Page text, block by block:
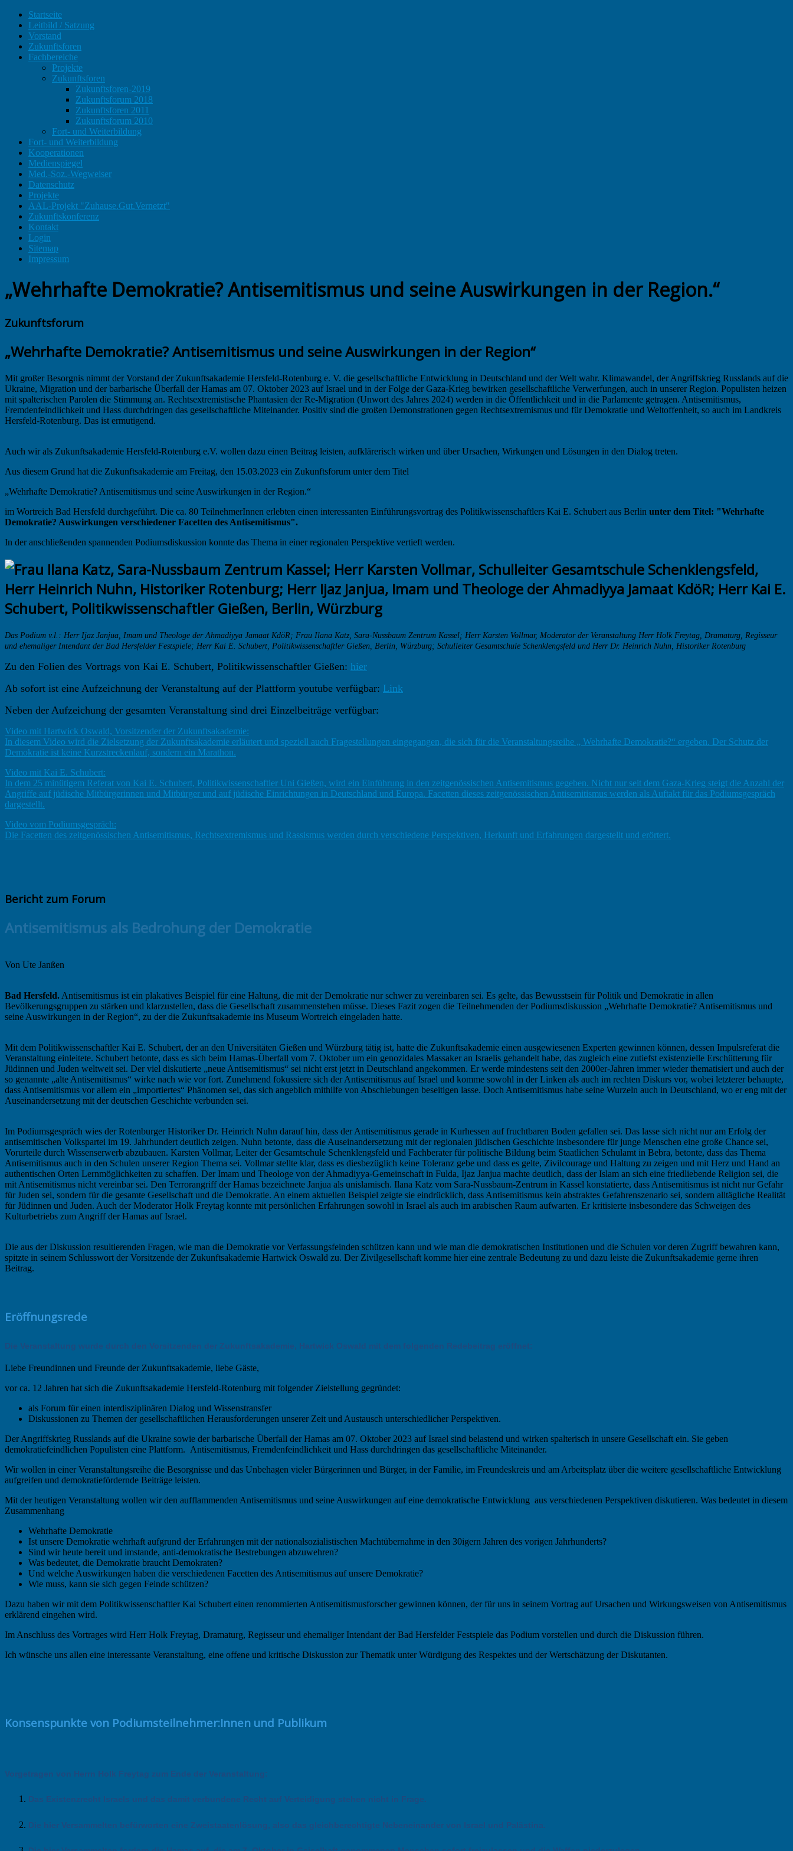
Startseite
Leitbild / Satzung
Vorstand
Zukunftsforen
Fachbereiche
Projekte
Zukunftsforen
Zukunftsforen-2019
Zukunftsforum 2018
Zukunftsforen 2011
Zukunftsforum 2010
Fort- und Weiterbildung
Fort- und Weiterbildung
Kooperationen
Medienspiegel
Med.-Soz.-Wegweiser
Datenschutz
Projekte
AAL-Projekt "Zuhause.Gut.Vernetzt"
Zukunftskonferenz
Kontakt
Login
Sitemap
Impressum
„Wehrhafte Demokratie? Antisemitismus und seine Auswirkungen in der Region.“
Zukunftsforum
„Wehrhafte Demokratie? Antisemitismus und seine Auswirkungen in der Region“
Mit großer Besorgnis nimmt der Vorstand der Zukunftsakademie Hersfeld-Rotenburg e. V. die gesellschaftliche Entwicklung in Deutschland und der Welt wahr. Klimawandel, der Angriffskrieg Russlands auf die
Ukraine, Migration und der barbarische Überfall der Hamas am 07. Oktober 2023 auf Israel und in der Folge der Gaza-Krieg bewirken gesellschaftliche Verwerfungen, auch in unserer Region. Populisten heizen
mit spalterischen Parolen die Stimmung an. Rechtsextremistische Phantasien der Re-Migration (Unwort des Jahres 2024) werden in die Öffentlichkeit und in die Parlamente getragen. Antisemitismus,
Fremdenfeindlichkeit und Hass durchdringen das gesellschaftliche Miteinander. Positiv sind die großen Demonstrationen gegen Rechtsextremismus und für Demokratie und Weltoffenheit, so auch im Landkreis
Hersfeld-Rotenburg. Das ist ermutigend.
Auch wir als Zukunftsakademie Hersfeld-Rotenburg e.V. wollen dazu einen Beitrag leisten, aufklärerisch wirken und über Ursachen, Wirkungen und Lösungen in den Dialog treten.
Aus diesem Grund hat die Zukunftsakademie am Freitag, den 15.03.2023 ein Zukunftsforum unter dem Titel
„Wehrhafte Demokratie? Antisemitismus und seine Auswirkungen in der Region.“
im Wortreich Bad Hersfeld durchgeführt. Die ca. 80 TeilnehmerInnen erlebten einen interessanten Einführungsvortrag des Politikwissenschaftlers Kai E. Schubert aus Berlin unter dem Titel: "Wehrhafte
Demokratie? Auswirkungen verschiedener Facetten des Antisemitismus".
In der anschließenden spannenden Podiumsdiskussion konnte das Thema in einer regionalen Perspektive vertieft werden.
Das Podium v.l.: Herr Ijaz Janjua, Imam und Theologe der Ahmadiyya Jamaat KdöR; Frau Ilana Katz, Sara-Nussbaum Zentrum Kassel; Herr Karsten Vollmar, Moderator der Veranstaltung Herr Holk Freytag, Dramaturg, Regisseur
und ehemaliger Intendant der Bad Hersfelder Festspiele; Herr Kai E. Schubert, Politikwissenschaftler Gießen, Berlin, Würzburg; Schulleiter Gesamtschule Schenklengsfeld und Herr Dr. Heinrich Nuhn, Historiker Rotenburg
Zu den Folien des Vortrags von Kai E. Schubert, Politikwissenschaftler Gießen: hier
Ab sofort ist eine Aufzeichnung der Veranstaltung auf der Plattform youtube verfügbar: Link
Neben der Aufzeichung der gesamten Veranstaltung sind drei Einzelbeiträge verfügbar:
Video mit Hartwick Oswald, Vorsitzender der Zukunftsakademie:
In diesem Video wird die Zielsetzung der Zukunftsakademie erläutert und speziell auch Fragestellungen eingegangen, die sich für die Veranstaltungsreihe „ Wehrhafte Demokratie?“ ergeben. Der Schutz der
Demokratie ist keine Kurzstreckenlauf, sondern ein Marathon.
Video mit Kai E. Schubert:
In dem 25 minütigem Referat von Kai E. Schubert, Politikwissenschaftler Uni Gießen, wird ein Einführung in den zeitgenössischen Antisemitismus gegeben. Nicht nur seit dem Gaza-Krieg steigt die Anzahl der
Angriffe auf jüdische Mitbürgerinnen und Mitbürger und auf jüdische Einrichtungen in Deutschland und Europa. Facetten dieses zeitgenössischen Antisemitismus werden als Auftakt für das Podiumsgespräch
dargestellt.
Video vom Podiumsgespräch:
Die Facetten des zeitgenössischen Antisemitismus, Rechtsextremismus und Rassismus werden durch verschiedene Perspektiven, Herkunft und Erfahrungen dargestellt und erörtert.
Bericht zum Forum
Antisemitismus als Bedrohung der Demokratie
Von Ute Janßen
Bad Hersfeld. Antisemitismus ist ein plakatives Beispiel für eine Haltung, die mit der Demokratie nur schwer zu vereinbaren sei. Es gelte, das Bewusstsein für Politik und Demokratie in allen
Bevölkerungsgruppen zu stärken und klarzustellen, dass die Gesellschaft zusammenstehen müsse. Dieses Fazit zogen die Teilnehmenden der Podiumsdiskussion „Wehrhafte Demokratie? Antisemitismus und
seine Auswirkungen in der Region“, zu der die Zukunftsakademie ins Museum Wortreich eingeladen hatte.
Mit dem Politikwissenschaftler Kai E. Schubert, der an den Universitäten Gießen und Würzburg tätig ist, hatte die Zukunftsakademie einen ausgewiesenen Experten gewinnen können, dessen Impulsreferat die
Veranstaltung einleitete. Schubert betonte, dass es sich beim Hamas-Überfall vom 7. Oktober um ein genozidales Massaker an Israelis gehandelt habe, das zugleich eine zutiefst existenzielle Erschütterung für
Jüdinnen und Juden weltweit sei. Der viel diskutierte „neue Antisemitismus“ sei nicht erst jetzt in Deutschland angekommen. Er werde mindestens seit den 2000er-Jahren immer wieder thematisiert und auch der
so genannte „alte Antisemitismus“ wirke nach wie vor fort. Zunehmend fokussiere sich der Antisemitismus auf Israel und komme sowohl in der Linken als auch im rechten Diskurs vor, wobei letzterer behaupte,
dass Antisemitismus vor allem ein „importiertes“ Phänomen sei, das sich angeblich mithilfe von Abschiebungen beseitigen lasse. Doch Antisemitismus habe seine Wurzeln auch in Deutschland, wo er eng mit der
Auseinandersetzung mit der deutschen Geschichte verbunden sei.
Im Podiumsgespräch wies der Rotenburger Historiker Dr. Heinrich Nuhn darauf hin, dass der Antisemitismus gerade in Kurhessen auf fruchtbaren Boden gefallen sei. Das lasse sich nicht nur am Erfolg der
antisemitischen Volkspartei im 19. Jahrhundert deutlich zeigen. Nuhn betonte, dass die Auseinandersetzung mit der regionalen jüdischen Geschichte insbesondere für junge Menschen eine große Chance sei,
Vorurteile durch Wissenserwerb abzubauen. Karsten Vollmar, Leiter der Gesamtschule Schenklengsfeld und Fachberater für politische Bildung beim Staatlichen Schulamt in Bebra, betonte, dass das Thema
Antisemitismus auch in den Schulen unserer Region Thema sei. Vollmar stellte klar, dass es diesbezüglich keine Toleranz gebe und dass es gelte, Zivilcourage und Haltung zu zeigen und mit Herz und Hand an
authentischen Orten Lernmöglichkeiten zu schaffen. Der Imam und Theologe von der Ahmadiyya-Gemeinschaft in Fulda, Ijaz Janjua machte deutlich, dass der Islam an sich eine friedliebende Religion sei, die
mit Antisemitismus nicht vereinbar sei. Den Terrorangriff der Hamas bezeichnete Janjua als unislamisch. Ilana Katz vom Sara-Nussbaum-Zentrum in Kassel konstatierte, dass Antisemitismus ist nicht nur Gefahr
für Juden sei, sondern für die gesamte Gesellschaft und die Demokratie. An einem aktuellen Beispiel zeigte sie eindrücklich, dass Antisemitismus kein abstraktes Gefahrenszenario sei, sondern alltägliche Realität
für Jüdinnen und Juden. Auch der Moderator Holk Freytag konnte mit persönlichen Erfahrungen sowohl in Israel als auch im arabischen Raum aufwarten. Er kritisierte insbesondere das Schweigen des
Kulturbetriebs zum Angriff der Hamas auf Israel.
Die aus der Diskussion resultierenden Fragen, wie man die Demokratie vor Verfassungsfeinden schützen kann und wie man die demokratischen Institutionen und die Schulen vor deren Zugriff bewahren kann,
spitzte in seinem Schlusswort der Vorsitzende der Zukunftsakademie Hartwick Oswald zu. Der Zivilgesellschaft komme hier eine zentrale Bedeutung zu und dazu leiste die Zukunftsakademie gerne ihren
Beitrag.
Eröffnungsrede
Die Veranstaltung wurde durch den Vorsitzenden der Zukunftsakademie, Hartwick Oswald mit dem folgenden Redebeitrag eröffnet:
Liebe Freundinnen und Freunde der Zukunftsakademie, liebe Gäste,
vor ca. 12 Jahren hat sich die Zukunftsakademie Hersfeld-Rotenburg mit folgender Zielstellung gegründet:
als Forum für einen interdisziplinären Dialog und Wissenstransfer
Diskussionen zu Themen der gesellschaftlichen Herausforderungen unserer Zeit und Austausch unterschiedlicher Perspektiven.
Der Angriffskrieg Russlands auf die Ukraine sowie der barbarische Überfall der Hamas am 07. Oktober 2023 auf Israel sind belastend und wirken spalterisch in unsere Gesellschaft ein. Sie geben
demokratiefeindlichen Populisten eine Plattform. Antisemitismus, Fremdenfeindlichkeit und Hass durchdringen das gesellschaftliche Miteinander.
Wir wollen in einer Veranstaltungsreihe die Besorgnisse und das Unbehagen vieler Bürgerinnen und Bürger, in der Familie, im Freundeskreis und am Arbeitsplatz über die weitere gesellschaftliche Entwicklung
aufgreifen und demokratiefördernde Beiträge leisten.
Mit der heutigen Veranstaltung wollen wir den aufflammenden Antisemitismus und seine Auswirkungen auf eine demokratische Entwicklung aus verschiedenen Perspektiven diskutieren. Was bedeutet in diesem
Zusammenhang
Wehrhafte Demokratie
Ist unsere Demokratie wehrhaft aufgrund der Erfahrungen mit der nationalsozialistischen Machtübernahme in den 30igern Jahren des vorigen Jahrhunderts?
Sind wir heute bereit und imstande, anti-demokratische Bestrebungen abzuwehren?
Was bedeutet, die Demokratie braucht Demokraten?
Und welche Auswirkungen haben die verschiedenen Facetten des Antisemitismus auf unsere Demokratie?
Wie muss, kann sie sich gegen Feinde schützen?
Dazu haben wir mit dem Politikwissenschaftler Kai Schubert einen renommierten Antisemitismusforscher gewinnen können, der für uns in seinem Vortrag auf Ursachen und Wirkungsweisen von Antisemitismus
erklärend eingehen wird.
Im Anschluss des Vortrages wird Herr Holk Freytag, Dramaturg, Regisseur und ehemaliger Intendant der Bad Hersfelder Festspiele das Podium vorstellen und durch die Diskussion führen.
Ich wünsche uns allen eine interessante Veranstaltung, eine offene und kritische Diskussion zur Thematik unter Würdigung des Respektes und der Wertschätzung der Diskutanten.
Konsenspunkte von Podiumsteilnehmer:Innen und Publikum
Vorgetragen von Herrn Holk Freytag zum Ende der Veranstaltung:
Das Existenzrecht Israels und das damit verbundene Recht auf Verteidigung stehen nicht in Frage.
Die hier Versammelten befürworten eine Zweistaatenlösung, also das gleichberechtigte Nebeneinander von Israel und Palästina.